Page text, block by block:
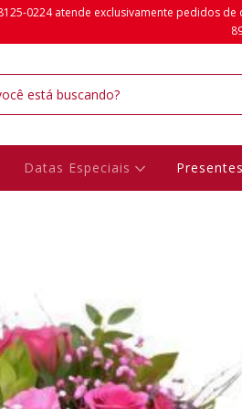
0224 atende exclusivamente pedidos
Datas Especiais Presentes